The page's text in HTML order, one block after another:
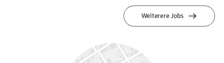
Weiterere Jobs